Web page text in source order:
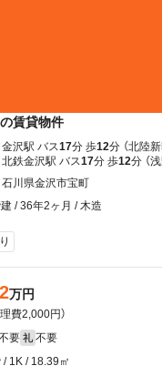
賃貸物件
金沢駅 バス17分 歩12分 （北陸
北鉄金沢駅 バス17分 歩12分 （
石川県金沢市宝町
/ 36年2ヶ月 / 木造
万円
理費2,000円）
要 礼 不要
/ 1K / 18.39㎡